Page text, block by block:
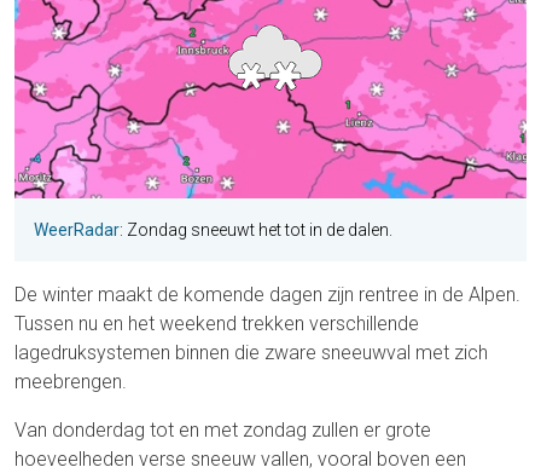
WeerRadar: Zondag sneeuwt het tot in de dalen.
De winter maakt de komende dagen zijn rentree in de Alpen.
Tussen nu en het weekend trekken verschillende
lagedruksystemen binnen die zware sneeuwval met zich
meebrengen.
Van donderdag tot en met zondag zullen er grote
hoeveelheden verse sneeuw vallen, vooral boven een